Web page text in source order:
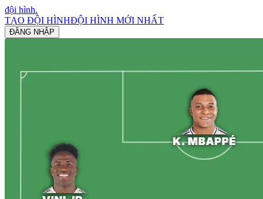
đội hình.
TẠO ĐỘI HÌNHĐỘI HÌNH MỚI NHẤT
ĐĂNG NHẬP